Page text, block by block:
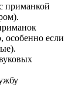
приманкой
особенно если